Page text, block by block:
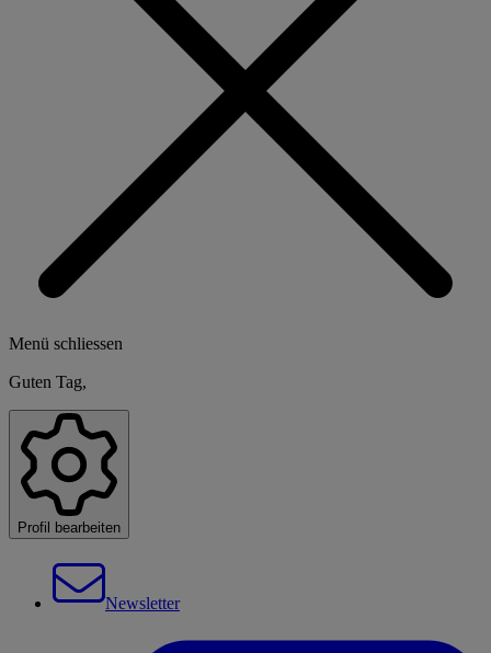
Menü schliessen
Guten Tag,
Profil bearbeiten
Newsletter